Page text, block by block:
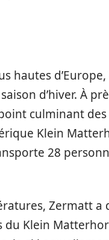
hautes
d’hiver. À
culminant
Klein
28
Zermatt a
du Klein